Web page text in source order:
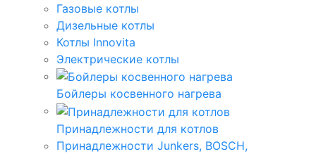
Газовые котлы
Дизельные котлы
Котлы Innovita
Электрические котлы
Бойлеры косвенного нагрева
Принадлежности для котлов
Принадлежности Junkers, BOSCH,